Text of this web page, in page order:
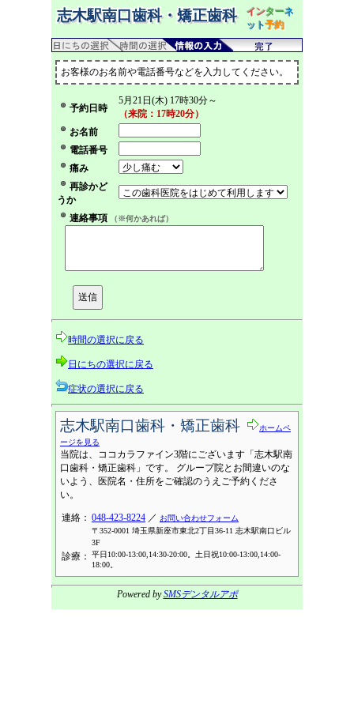
志木駅南口歯科・矯正歯科 インターネ
ット予約
お客様のお名前や電話番号などを入力してください。
予約日時
5月21日(木) 17時30分～
（来院：17時20分）
お名前
電話番号
痛み
再診かど
うか
連絡事項
（※何かあれば）
時間の選択に戻る
日にちの選択に戻る
症状の選択に戻る
志木駅南口歯科・矯正歯科
ホームペ
ージを見る
当院は、ココカラファイン3階にございます「志木駅南
口歯科・矯正歯科」です。 グループ院とお間違いのな
いよう、医院名・住所をご確認のうえご予約くださ
い。
連絡： 048-423-8224 ／ お問い合わせフォーム
〒352-0001 埼玉県新座市東北2丁目36-11 志木駅南口ビル
3F
診療：
平日10:00-13:00,14:30-20:00。土日祝10:00-13:00,14:00-
18:00。
Powered bySMSデンタルアポ